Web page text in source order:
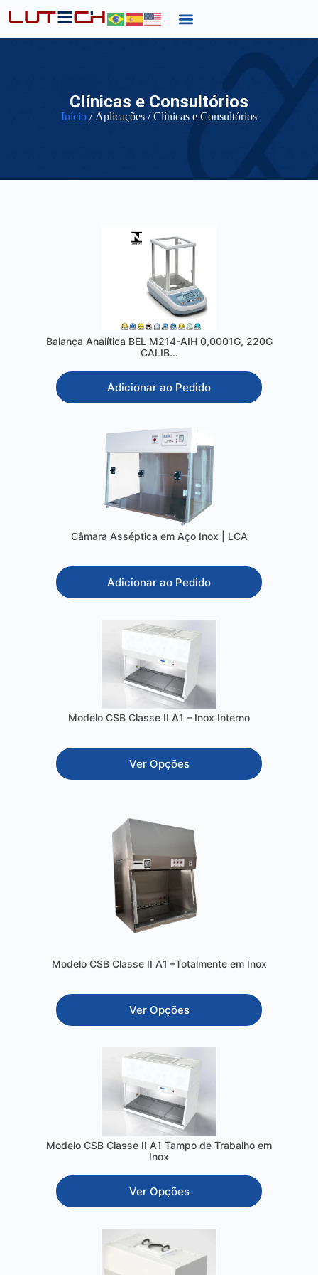
Clínicas e Consultórios
Início / Aplicações / Clínicas e Consultórios
Balança Analítica BEL M214-AIH 0,0001G, 220G
CALIB...
Adicionar ao Pedido
Câmara Asséptica em Aço Inox | LCA
Adicionar ao Pedido
Modelo CSB Classe II A1 – Inox Interno
Ver Opções
Modelo CSB Classe II A1 –Totalmente em Inox
Ver Opções
Modelo CSB Classe II A1 Tampo de Trabalho em
Inox
Ver Opções